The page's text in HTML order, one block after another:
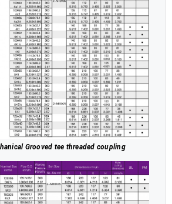
Grooved tee threaded coupling